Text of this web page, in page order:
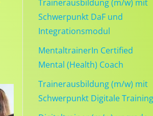
Trainerausbildung (m/w) mit
Schwerpunkt DaF und
Integrationsmodul
MentaltrainerIn Certified
Mental (Health) Coach
Trainerausbildung (m/w) mit
Schwerpunkt Digitale